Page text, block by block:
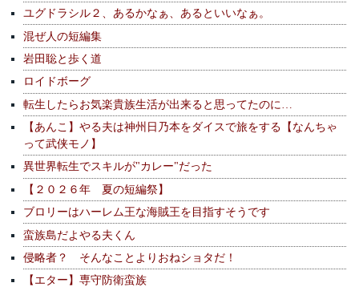
ユグドラシル２、あるかなぁ、あるといいなぁ。
混ぜ人の短編集
岩田聡と歩く道
ロイドボーグ
転生したらお気楽貴族生活が出来ると思ってたのに…
【あんこ】やる夫は神州日乃本をダイスで旅をする【なんちゃ
って武侠モノ】
異世界転生でスキルが"カレー"だった
【２０２６年 夏の短編祭】
ブロリーはハーレム王な海賊王を目指すそうです
蛮族島だよやる夫くん
侵略者？ そんなことよりおねショタだ！
【エター】専守防衛蛮族